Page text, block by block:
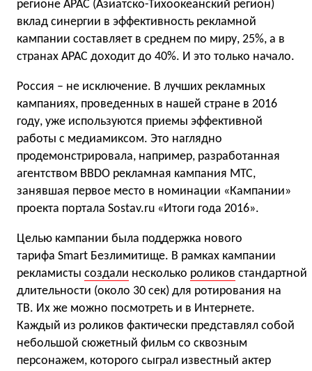
регионе APAC (Азиатско-Тихоокеанский регион)
вклад синергии в эффективность рекламной
кампании составляет в среднем по миру, 25%, а в
странах APAC доходит до 40%. И это только начало.
Россия – не исключение. В лучших рекламных
кампаниях, проведенных в нашей стране в 2016
году, уже используются приемы эффективной
работы с медиамиксом. Это наглядно
продемонстрировала, например, разработанная
агентством BBDO рекламная кампания МТС,
занявшая первое место в номинации «Кампании»
проекта портала Sostav.ru «Итоги года 2016».
Целью кампании была поддержка нового
тарифа Smart Безлимитище. В рамках кампании
рекламисты создали несколько роликов стандартной
длительности (около 30 сек) для ротирования на
ТВ. Их же можно посмотреть и в Интернете.
Каждый из роликов фактически представлял собой
небольшой сюжетный фильм со сквозным
персонажем, которого сыграл известный актер